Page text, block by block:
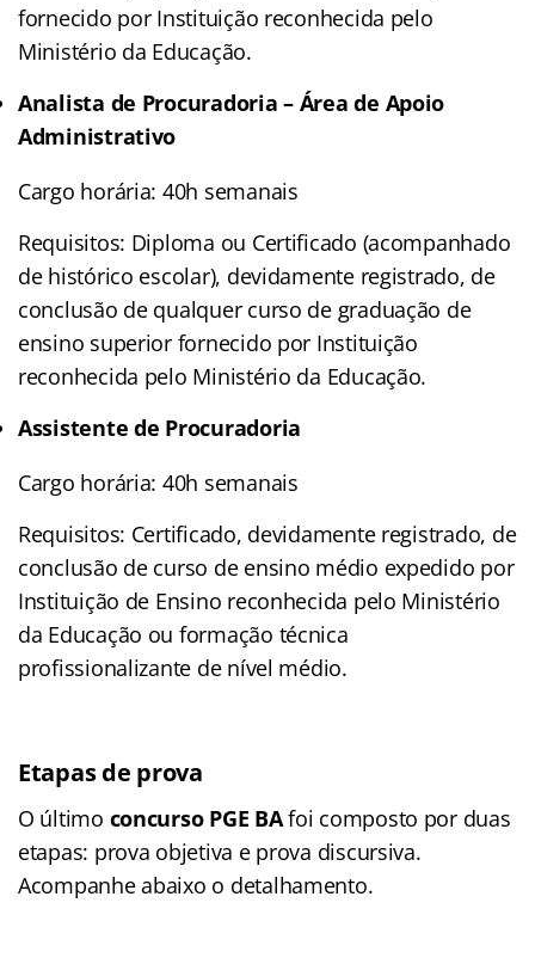
fornecido por Instituição reconhecida pelo
Ministério da Educação.
Analista de Procuradoria – Área de Apoio
Administrativo
Cargo horária: 40h semanais
Requisitos: Diploma ou Certificado (acompanhado
de histórico escolar), devidamente registrado, de
conclusão de qualquer curso de graduação de
ensino superior fornecido por Instituição
reconhecida pelo Ministério da Educação.
Assistente de Procuradoria
Cargo horária: 40h semanais
Requisitos: Certificado, devidamente registrado, de
conclusão de curso de ensino médio expedido por
Instituição de Ensino reconhecida pelo Ministério
da Educação ou formação técnica
profissionalizante de nível médio.
Etapas de prova
O último concurso PGE BAfoi composto por duas
etapas: prova objetiva e prova discursiva.
Acompanhe abaixo o detalhamento.